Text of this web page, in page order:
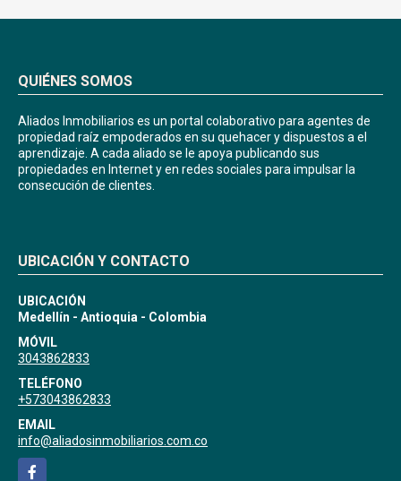
QUIÉNES SOMOS
Aliados Inmobiliarios es un portal colaborativo para agentes de
propiedad raíz empoderados en su quehacer y dispuestos a el
aprendizaje. A cada aliado se le apoya publicando sus
propiedades en Internet y en redes sociales para impulsar la
consecución de clientes.
UBICACIÓN Y CONTACTO
UBICACIÓN
Medellín - Antioquia - Colombia
MÓVIL
3043862833
TELÉFONO
+573043862833
EMAIL
info@aliadosinmobiliarios.com.co
Facebook